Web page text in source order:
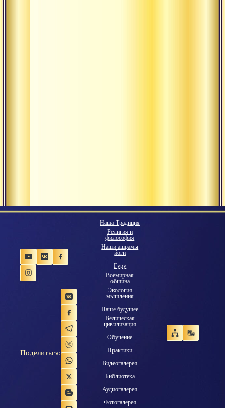
Поделиться:
Наша Традиция
Религия и
философия
Наши ашрамы
йоги
Гуру
Всемирная
община
Экология
мышления
Наше будущее
Ведическая
цивилизация
Обучение
Практики
Видеогалерея
Библиотека
Аудиогалерея
Фотогалерея